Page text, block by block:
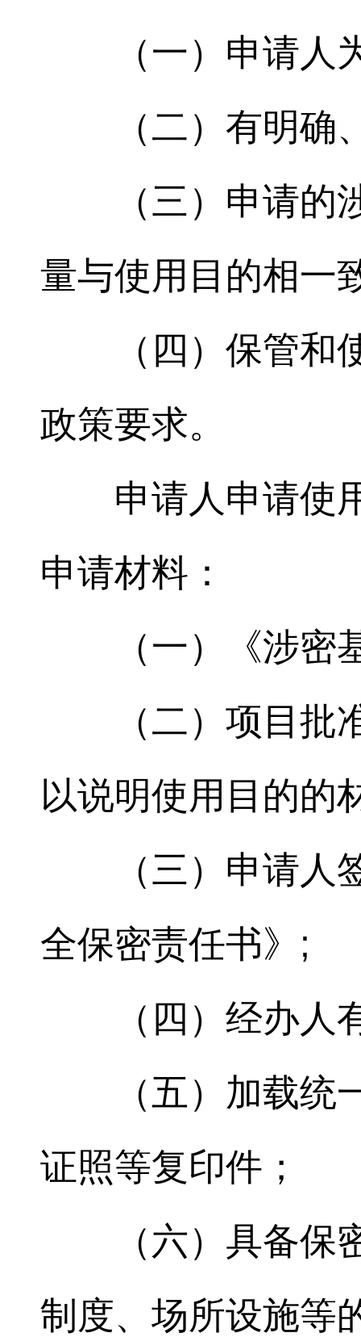
（一）申请
（二）有明
（三）申请
量与使用目的相一
（四）保管
政策要求。
申请人申请使
申请材料：
（一）《涉
（二）项目
以说明使用目的的
（三）申请
全保密责任书》;
（四）经办
（五）加载
证照等复印件；
（六）具备
制度、场所设施等